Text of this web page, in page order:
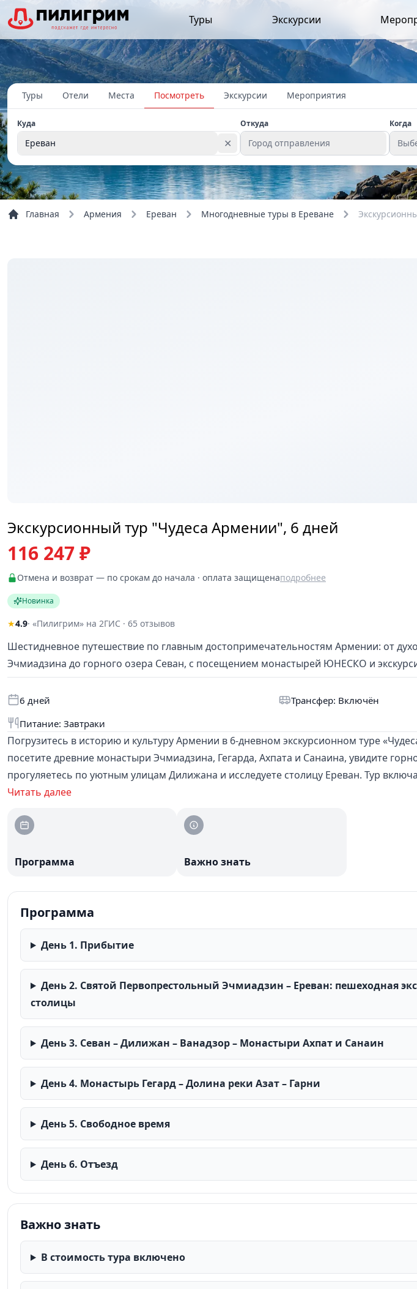
Туры Экскурсии
Туры Отели Места Посмотреть Экскурсии Мероприятия
Куда
Ереван ✕
Откуда
Город отправления
Когда
Главная Армения Ереван Многодневные туры в Ереване
Экскурсионный тур "Чудеса Армении", 6 дней
116 247 ₽
Отмена и возврат — по срокам до начала · оплата защищенаподробнее
Новинка
★4.9· «Пилигрим» на 2ГИС · 65 отзывов
Шестидневное путешествие по главным достопримечательностям Армении: от
Эчмиадзина до горного озера Севан, с посещением монастырей ЮНЕСКО и
6 дней
Трансфер: Включён
Питание: Завтраки
Погрузитесь в историю и культуру Армении в 6-дневном экскурсионном туре
посетите древние монастыри Эчмиадзина, Гегарда, Ахпата и Санаина, увидите
прогуляетесь по уютным улицам Дилижана и исследуете столицу Ереван. Тур
завтраками, все трансферы по программе, услуги русскоязычного гида и входные
Читать далее
Программа Важно знать
Программа
День 1. Прибытие
День 2. Святой Первопрестольный Эчмиадзин – Ереван: пешеходная
столицы
День 3. Севан – Дилижан – Ванадзор – Монастыри Ахпат и Санаин
День 4. Монастырь Гегард – Долина реки Азат – Гарни
День 5. Свободное время
День 6. Отъезд
Важно знать
В стоимость тура включено